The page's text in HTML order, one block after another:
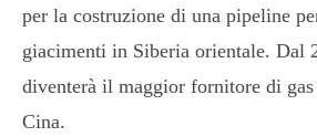
per la costruzione di una pipeline
giacimenti in Siberia orientale. Dal
diventerà il maggior fornitore di gas
Cina.